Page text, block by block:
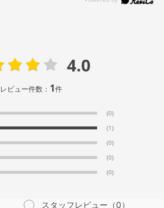
4.0
レビュー件数： 1件
(0)
(1)
(0)
(0)
(0)
スタッフレビュー （0）